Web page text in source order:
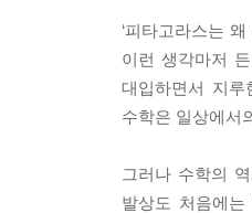
‘피타고라스는
이런 생각마저
대입하면서 지
수학은 일상에서
그러나 수학의
발상도 처음에는